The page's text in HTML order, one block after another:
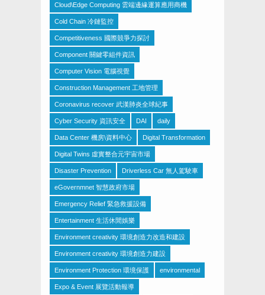
Cloud\Edge Computing 雲端邊緣運算應用商機
Cold Chain 冷鏈監控
Competitiveness 國際競爭力探討
Component 關鍵零組件資訊
Computer Vision 電腦視覺
Construction Management 工地管理
Coronavirus recover 武漢肺炎全球紀事
Cyber Security 資訊安全 DAI daily
Data Center 機房\資料中心 Digital Transformation
Digital Twins 虛實整合元宇宙市場
Disaster Prevention Driverless Car 無人駕駛車
eGovernmnet 智慧政府市場
Emergency Relief 緊急救援設備
Entertainment 生活休閒娛樂
Environment creativity 環境創造力改造和建設
Environment creativity 環境創造力建設
Environment Protection 環境保護 environmental
Expo & Event 展覽活動報導